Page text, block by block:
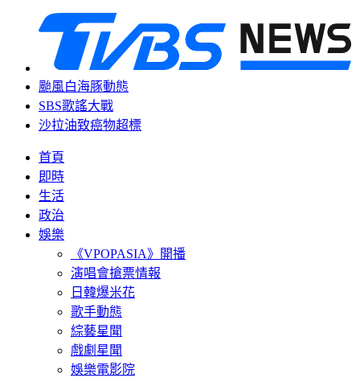
颱風白海豚動態
SBS歌謠大戰
沙拉油致癌物超標
首頁
即時
生活
政治
娛樂
《VPOPASIA》開播
演唱會搶票情報
日韓爆米花
歌手動態
綜藝星聞
戲劇星聞
娛樂電影院